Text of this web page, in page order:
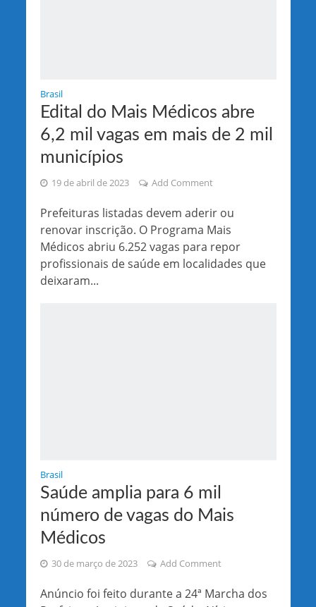
Brasil
Edital do Mais Médicos abre
6,2 mil vagas em mais de 2 mil
municípios
19 de abril de 2023 Add Comment
Prefeituras listadas devem aderir ou
renovar inscrição. O Programa Mais
Médicos abriu 6.252 vagas para repor
profissionais de saúde em localidades que
deixaram...
Brasil
Saúde amplia para 6 mil
número de vagas do Mais
Médicos
30 de março de 2023 Add Comment
Anúncio foi feito durante a 24ª Marcha dos